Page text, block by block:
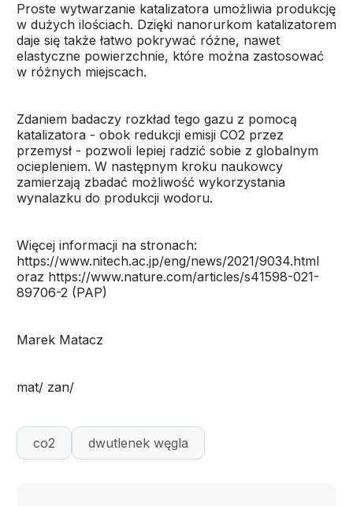
Proste wytwarzanie katalizatora umożliwia produkcję
w dużych ilościach. Dzięki nanorurkom katalizatorem
daje się także łatwo pokrywać różne, nawet
elastyczne powierzchnie, które można zastosować
w różnych miejscach.
Zdaniem badaczy rozkład tego gazu z pomocą
katalizatora - obok redukcji emisji CO2 przez
przemysł - pozwoli lepiej radzić sobie z globalnym
ociepleniem. W następnym kroku naukowcy
zamierzają zbadać możliwość wykorzystania
wynalazku do produkcji wodoru.
Więcej informacji na stronach:
https://www.nitech.ac.jp/eng/news/2021/9034.html
oraz https://www.nature.com/articles/s41598-021-
89706-2 (PAP)
Marek Matacz
mat/ zan/
co2 dwutlenek węgla